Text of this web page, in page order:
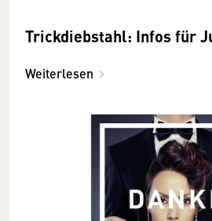
Trickdiebstahl: Infos für
Weiterlesen